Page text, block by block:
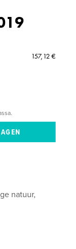
157,12 €
natuur,